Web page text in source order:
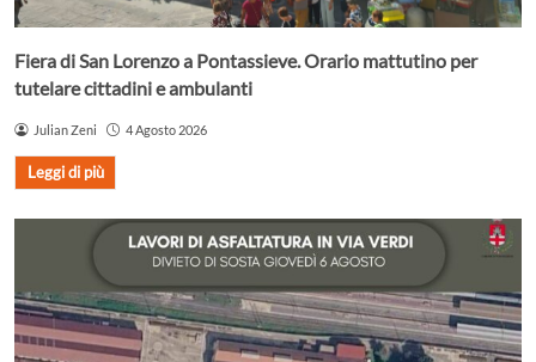
Fiera di San Lorenzo a Pontassieve. Orario mattutino per
tutelare cittadini e ambulanti
Julian Zeni 4 Agosto 2026
Leggi di più